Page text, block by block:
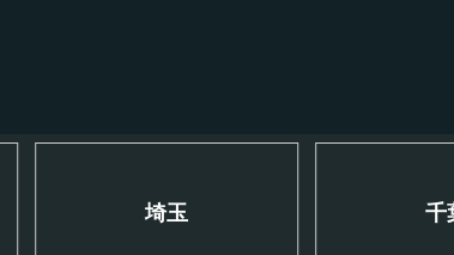
埼玉 千